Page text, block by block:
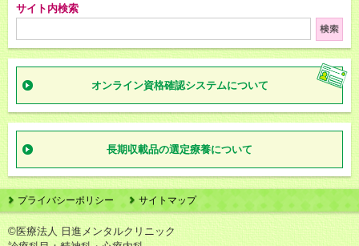
サイト内検索
オンライン資格確認システムについて
長期収載品の選定療養について
プライバシーポリシー サイトマップ
©医療法人 日進メンタルクリニック